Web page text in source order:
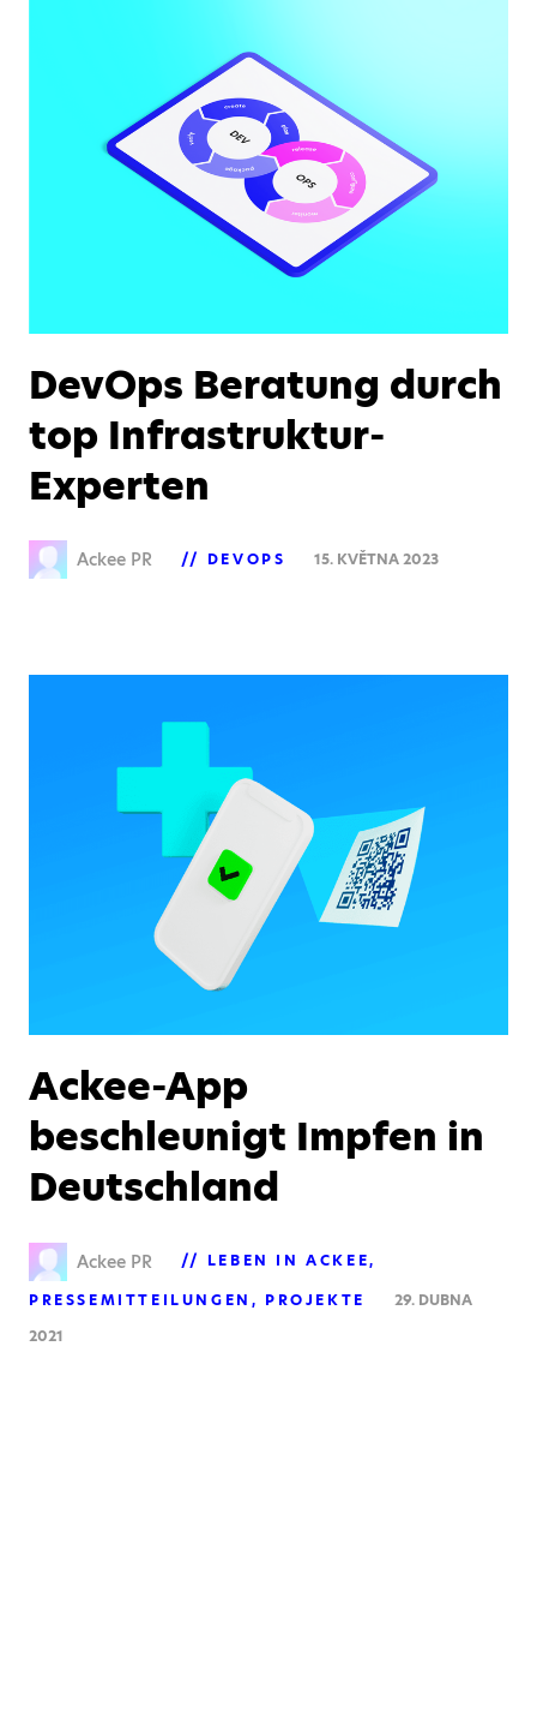
DevOps Beratung durch
top Infrastruktur-
Experten
Ackee PR DEVOPS 15. KVĚTNA 2023
Ackee-App
beschleunigt Impfen in
Deutschland
Ackee PR
LEBEN IN ACKEE
PRESSEMITTEILUNGEN
PROJEKTE
29. DUBNA
2021